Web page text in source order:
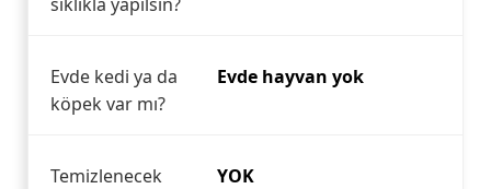
Evde kedi ya da
köpek var mı?
Evde hayvan yok
Temizlenecek
YOK